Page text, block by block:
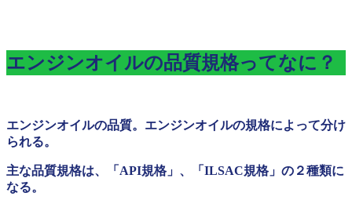
エンジンオイルの品質規格ってなに？
エンジンオイルの品質。エンジンオイルの規格によって分け
られる。
主な品質規格は、「API規格」、「ILSAC規格」の２種類に
なる。